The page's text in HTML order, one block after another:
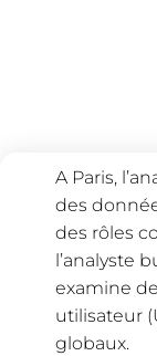
A Paris,
des
des rôles
l’analyste
examine
utilisateur
globaux.